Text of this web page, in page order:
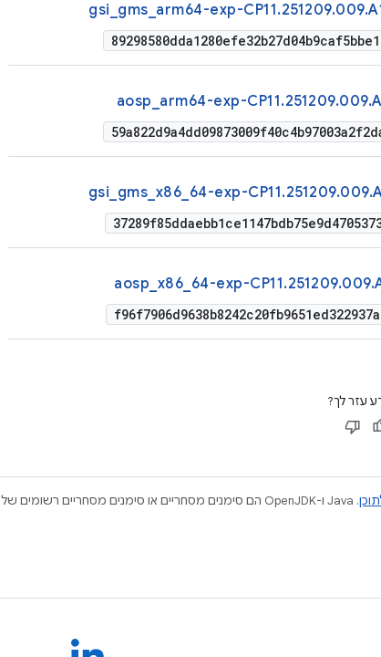
gsi_gms_arm64-exp-
aosp_arm64-exp-
gsi_gms_x86_64-exp-
aosp_x86_64-exp-
עזר לך?
.‏ Java ו-OpenJDK הם סימנים מסחריים או סימנים מסחריים רשומים של